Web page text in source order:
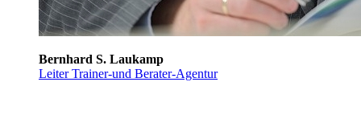
Bernhard S. Laukamp
Leiter Trainer-und Berater-Agentur